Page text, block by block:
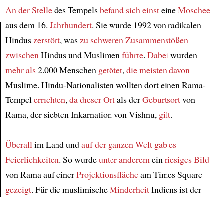
Article
An der Stelledes Tempelsbefand sich einsteineMoschee
aus dem 16. Jahrhundert. Sie wurde 1992 von radikalen
Hindus zerstört, was zu schweren Zusammenstößen
zwischen Hindus und Muslimen führte. Dabei wurden
mehr als2.000 Menschen getötet, die meisten davon
Muslime. Hindu-Nationalisten wollten dort einen Rama-
Tempel errichten, da dieser Ortals derGeburtsortvon
Rama, der siebten Inkarnation von Vishnu, gilt.
Überall im Land undauf der ganzen Welt gab es
Feierlichkeiten. So wurdeunter anderem ein riesiges Bild
von Rama auf einerProjektionsflächeam Times Square
gezeigt. Für die muslimischeMinderheitIndiens ist der